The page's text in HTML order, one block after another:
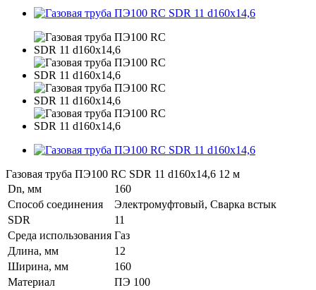
Газовая труба ПЭ100 RC SDR 11 d160х14,6 12 м
Dn, мм
160
Способ соединения
Электромуфтовый, Сварка встык
SDR
11
Среда использования Газ
Длина, мм
12
Ширина, мм
160
Материал
ПЭ 100